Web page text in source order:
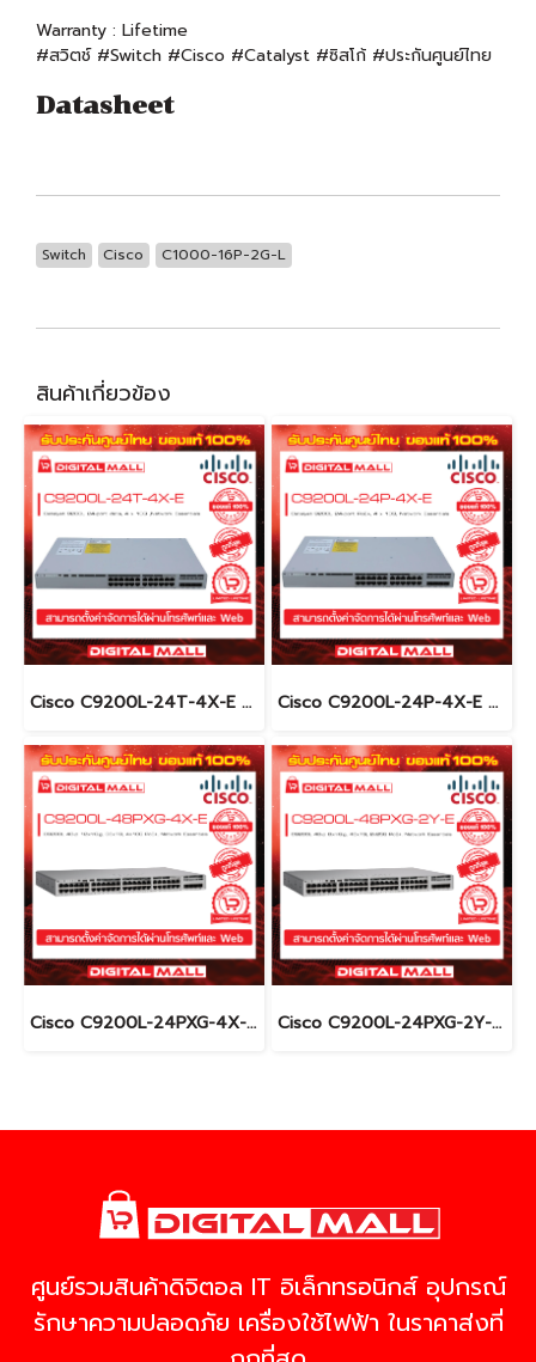
Warranty : Lifetime
#สวิตช์ #Switch #Cisco #Catalyst #ซิสโก้ #ประกันศูนย์ไทย
Datasheet
Switch Cisco C1000-16P-2G-L
สินค้าเกี่ยวข้อง
Cisco C9200L-24T-4X-E อุปกรณ์ขยายสัญญาณ (Gigabit Switch Hub) Cisco C9200L-24P-4X-E อุปกรณ์ขยายสัญญาณ (Gigabit Switch Hub)
Cisco C9200L-24PXG-4X-E อุปกรณ์ขยายสัญญาณ (Gigabit Switch Hub) Cisco C9200L-24PXG-2Y-E อุปกรณ์ขยายสัญญาณ (Gigabit Switch Hub)
ศูนย์รวมสินค้าดิจิตอล IT อิเล็กทรอนิกส์ อุปกรณ์
รักษาความปลอดภัย เครื่องใช้ไฟฟ้า ในราคาส่งที่